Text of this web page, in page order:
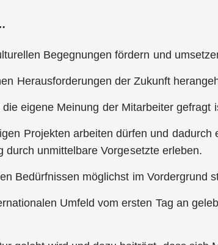
Begegnungen fördern und
Herausforderungen der Zukunft
eigene Meinung der Mitarbeiter gefragt
Projekten arbeiten dürfen und dadurch
unmittelbare Vorgesetzte erleben.
Bedürfnissen möglichst im Vordergrund
Umfeld vom ersten Tag an